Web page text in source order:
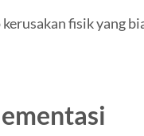
fisik yang